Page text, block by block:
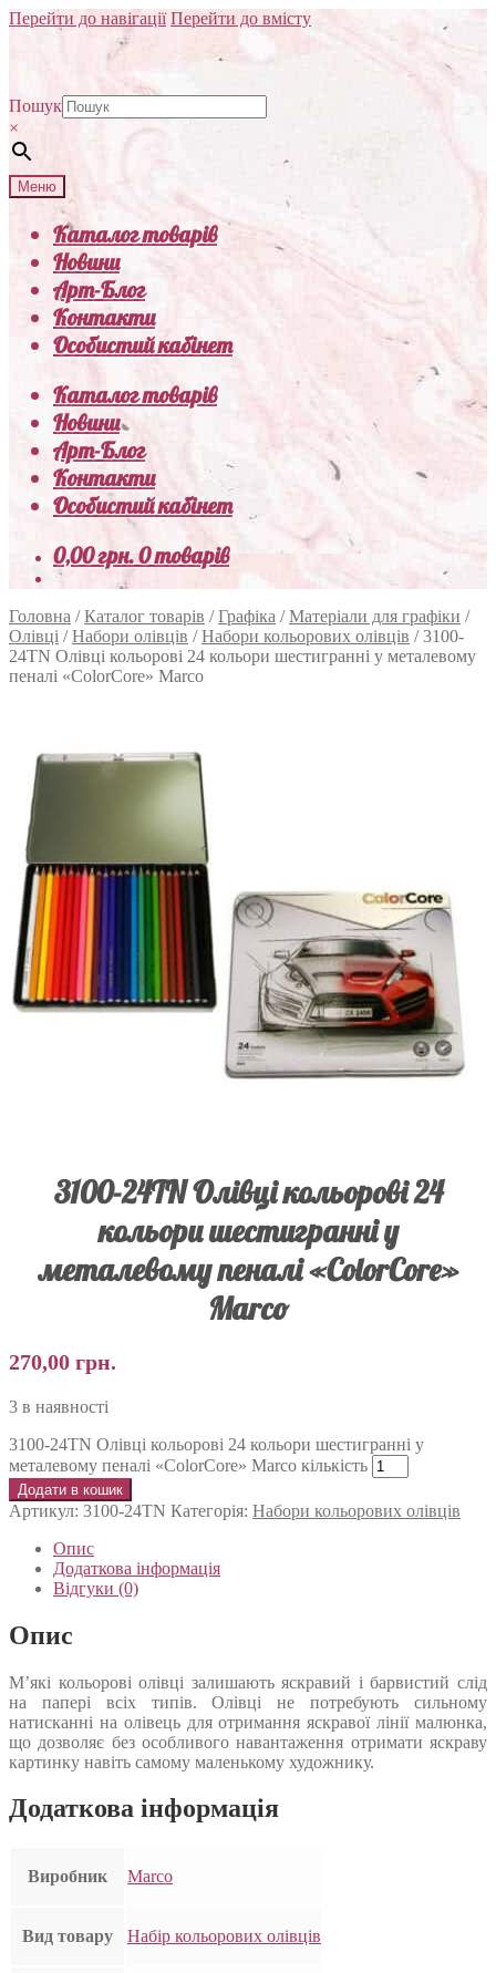
Перейти до навігації Перейти до вмісту
Пошук
×
Меню
Каталог товарів
Новини
Арт-Блог
Контакти
Особистий кабінет
Каталог товарів
Новини
Арт-Блог
Контакти
Особистий кабінет
0,00грн.0 товарів
Головна /Каталог товарів /Графіка /Матеріали для графіки /
Олівці /Набори олівців /Набори кольорових олівців /3100-
24TN Олівці кольорові 24 кольори шестигранні у металевому
пеналі «ColorCore» Marco
3100-24TN Олівці кольорові 24
кольори шестигранні у
металевому пеналі «ColorCore»
Marco
270,00 грн.
3 в наявності
3100-24TN Олівці кольорові 24 кольори шестигранні у
металевому пеналі «ColorCore» Marco кількість
Додати в кошик
Артикул: 3100-24TN Категорія: Набори кольорових олівців
Опис
Додаткова інформація
Відгуки (0)
Опис
М’які кольорові олівці залишають яскравий і барвистий слід
на папері всіх типів. Олівці не потребують сильному
натисканні на олівець для отримання яскравої лінії малюнка,
що дозволяє без особливого навантаження отримати яскраву
картинку навіть самому маленькому художнику.
Додаткова інформація
Виробник Marco
Вид товару Набір кольорових олівців